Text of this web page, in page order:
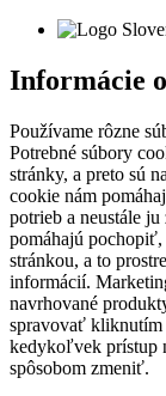
Informácie
Používame rôzne
Potrebné súbory
stránky, a preto sú
cookie nám
potrieb a neustále
pomáhajú pochopiť,
stránkou, a to
informácií.
navrhované
spravovať kliknutím
kedykoľvek prístup
spôsobom zmeniť.